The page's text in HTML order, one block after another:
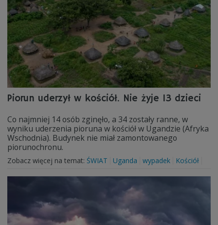
Piorun uderzył w kościół. Nie żyje 13 dzieci
Co najmniej 14 osób zginęło, a 34 zostały ranne, w
wyniku uderzenia pioruna w kościół w Ugandzie (Afryka
Wschodnia). Budynek nie miał zamontowanego
piorunochronu.
Zobacz więcej na temat: ŚWIAT Uganda wypadek Kościół